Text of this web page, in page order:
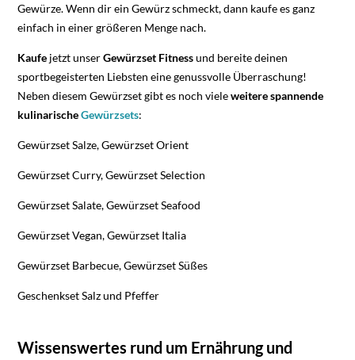
Gewürze. Wenn dir ein Gewürz schmeckt, dann kaufe es ganz
einfach in einer größeren Menge nach.
Kaufe jetzt unserGewürzset Fitnessund bereite deinen
sportbegeisterten Liebsten eine genussvolle Überraschung!
Neben diesem Gewürzset gibt es noch vieleweitere spannende
kulinarischeGewürzsets:
Gewürzset Salze, Gewürzset Orient
Gewürzset Curry, Gewürzset Selection
Gewürzset Salate, Gewürzset Seafood
Gewürzset Vegan, Gewürzset Italia
Gewürzset Barbecue, Gewürzset Süßes
Geschenkset Salz und Pfeffer
Wissenswertes rund um Ernährung und